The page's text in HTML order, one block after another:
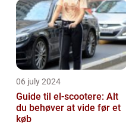
06 july 2024
Guide til el-scootere: Alt
du behøver at vide før et
køb